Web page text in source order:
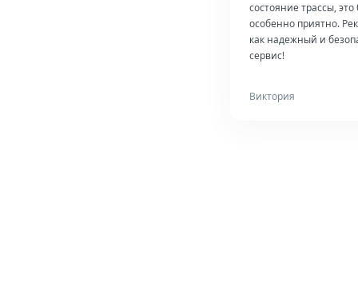
состояние трассы,
особенно приятно.
как надежный и
сервис!
Виктория